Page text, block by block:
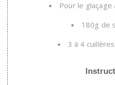
Pour le glaçage
180g de
3 à 4